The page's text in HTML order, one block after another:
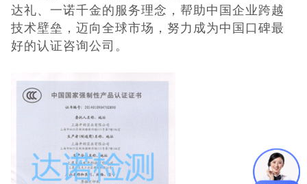
题
3C认证
CQC认证
十环能效认证
环保节能认证
ROHS认证
达礼、一诺千金的服务理念，帮助中国企业跨越
技术壁垒，迈向全球市场，努力成为中国口碑最
好的认证咨询公司。